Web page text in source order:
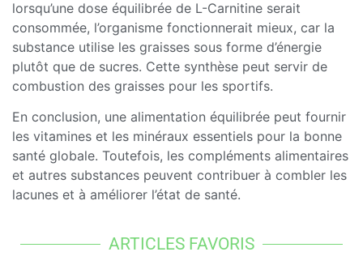
lorsqu’une dose équilibrée de L-Carnitine serait
consommée, l’organisme fonctionnerait mieux, car la
substance utilise les graisses sous forme d’énergie
plutôt que de sucres. Cette synthèse peut servir de
combustion des graisses pour les sportifs.
En conclusion, une alimentation équilibrée peut fournir
les vitamines et les minéraux essentiels pour la bonne
santé globale. Toutefois, les compléments alimentaires
et autres substances peuvent contribuer à combler les
lacunes et à améliorer l’état de santé.
ARTICLES FAVORIS